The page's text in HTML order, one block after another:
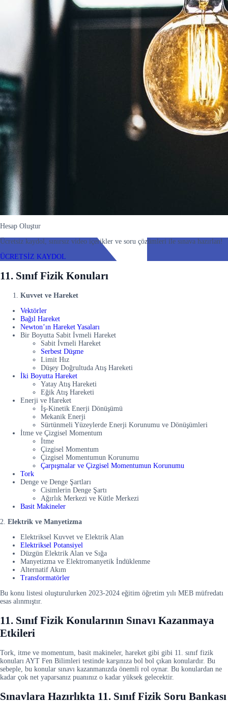
Hesap Oluştur
Ücretsiz kaydol, sınırsız video içerikler ve soru çözümleri ile sınava hazırlan!
ÜCRETSİZ KAYDOL
11. Sınıf Fizik Konuları
Kuvvet ve Hareket
Vektörler
Bağıl Hareket
Newton’ın Hareket Yasaları
Bir Boyutta Sabit İvmeli Hareket
Sabit İvmeli Hareket
Serbest Düşme
Limit Hız
Düşey Doğrultuda Atış Hareketi
İki Boyutta Hareket
Yatay Atış Hareketi
Eğik Atış Hareketi
Enerji ve Hareket
İş-Kinetik Enerji Dönüşümü
Mekanik Enerji
Sürtünmeli Yüzeylerde Enerji Korunumu ve Dönüşümleri
İtme ve Çizgisel Momentum
İtme
Çizgisel Momentum
Çizgisel Momentumun Korunumu
Çarpışmalar ve Çizgisel Momentumun Korunumu
Tork
Denge ve Denge Şartları
Cisimlerin Denge Şartı
Ağırlık Merkezi ve Kütle Merkezi
Basit Makineler
2. Elektrik ve Manyetizma
Elektriksel Kuvvet ve Elektrik Alan
Elektriksel Potansiyel
Düzgün Elektrik Alan ve Sığa
Manyetizma ve Elektromanyetik İndüklenme
Alternatif Akım
Transformatörler
Bu konu listesi oluşturulurken 2023-2024 eğitim öğretim yılı MEB müfredatı
esas alınmıştır.
11. Sınıf Fizik Konularının Sınavı Kazanmaya
Etkileri
Tork, itme ve momentum, basit makineler, hareket gibi gibi 11. sınıf fizik
konuları AYT Fen Bilimleri testinde karşınıza bol bol çıkan konulardır. Bu
sebeple, bu konular sınavı kazanmanızda önemli rol oynar. Bu konulardan ne
kadar çok net yaparsanız puanınız o kadar yüksek gelecektir.
Sınavlara Hazırlıkta 11. Sınıf Fizik Soru Bankası